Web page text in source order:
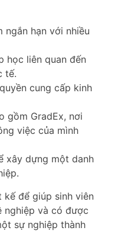
hạn với nhiều
học liên quan đến
tế.
cung cấp kinh
gồm GradEx, nơi
việc của mình
xây dựng một danh
để giúp sinh viên
nghiệp và có được
sự nghiệp thành